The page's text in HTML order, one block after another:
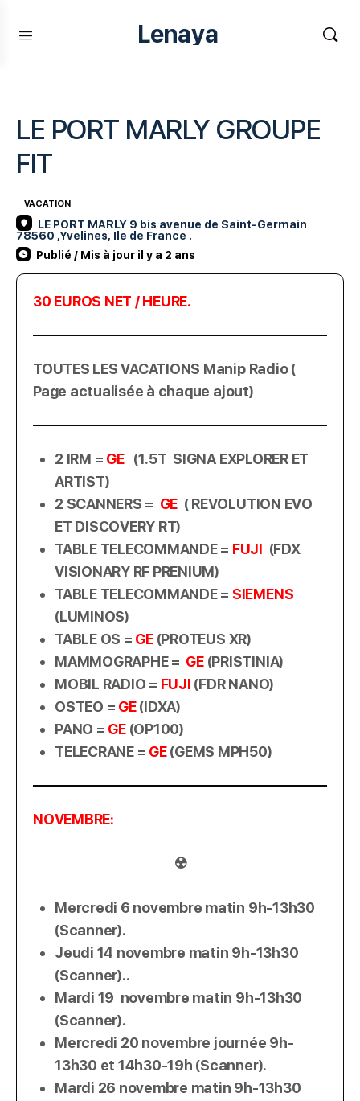
Lenaya
LE PORT MARLY GROUPE
FIT
VACATION
LE PORT MARLY 9 bis avenue de Saint-Germain
78560 ,Yvelines, Ile de France .
Publié / Mis à jour il y a 2 ans
30 EUROS NET / HEURE.
TOUTES LES VACATIONS Manip Radio (
Page actualisée à chaque ajout)
2 IRM = GE (1.5T SIGNA EXPLORER ET
ARTIST)
2 SCANNERS = GE ( REVOLUTION EVO
ET DISCOVERY RT)
TABLE TELECOMMANDE = FUJI (FDX
VISIONARY RF PRENIUM)
TABLE TELECOMMANDE = SIEMENS
(LUMINOS)
TABLE OS = GE(PROTEUS XR)
MAMMOGRAPHE = GE(PRISTINIA)
MOBIL RADIO = FUJI (FDR NANO)
OSTEO = GE(IDXA)
PANO = GE(OP100)
TELECRANE = GE(GEMS MPH50)
NOVEMBRE:
☢️
Mercredi 6 novembre matin 9h-13h30
(Scanner).
Jeudi 14 novembre matin 9h-13h30
(Scanner)..
Mardi 19 novembre matin 9h-13h30
(Scanner).
Mercredi 20 novembre journée 9h-
13h30 et 14h30-19h (Scanner).
Mardi 26 novembre matin 9h-13h30